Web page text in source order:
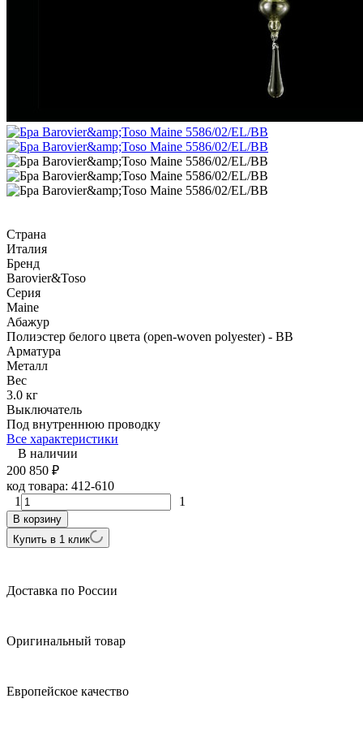
Страна
Италия
Бренд
Barovier&Toso
Серия
Maine
Абажур
Полиэстер белого цвета (open-woven polyester) - BB
Арматура
Металл
Вес
3.0 кг
Выключатель
Под внутреннюю проводку
Все характеристики
В наличии
200 850 ₽
код товара: 412-610
1
1
В корзину
Купить в 1 клик
Доставка по России
Оригинальный товар
Европейское качество